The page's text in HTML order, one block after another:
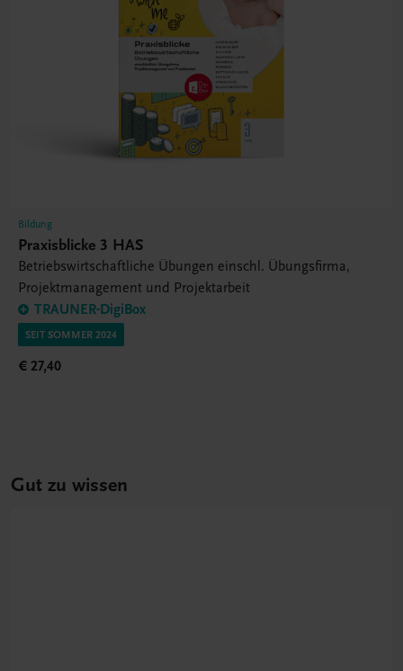
Bildung
Praxisblicke 3 HAS
Betriebswirtschaftliche Übungen einschl. Übungsfirma,
Projektmanagement und Projektarbeit
TRAUNER-DigiBox
SEIT SOMMER 2024
€ 27,40
Gut zu wissen